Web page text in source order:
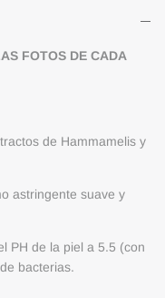
FOTOS DE CADA
de Hammamelis y
astringente suave y
PH de la piel a 5.5 (con
bacterias.